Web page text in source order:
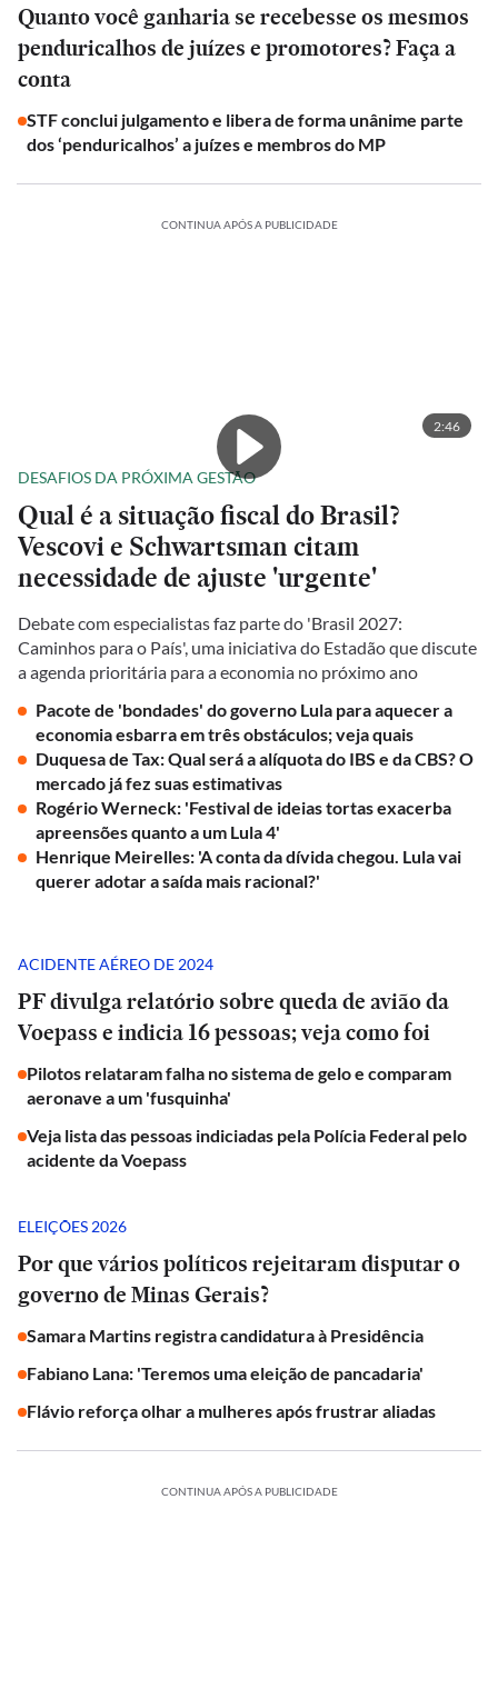
Quanto você ganharia se recebesse os mesmos
penduricalhos de juízes e promotores? Faça a
conta
STF conclui julgamento e libera de forma unânime parte
dos ‘penduricalhos’ a juízes e membros do MP
CONTINUA APÓS A PUBLICIDADE
2:46
DESAFIOS DA PRÓXIMA GESTÃO
Qual é a situação fiscal do Brasil?
Vescovi e Schwartsman citam
necessidade de ajuste 'urgente'
Debate com especialistas faz parte do 'Brasil 2027:
Caminhos para o País', uma iniciativa do Estadão que discute
a agenda prioritária para a economia no próximo ano
Pacote de 'bondades' do governo Lula para aquecer a
economia esbarra em três obstáculos; veja quais
Duquesa de Tax: Qual será a alíquota do IBS e da CBS? O
mercado já fez suas estimativas
Rogério Werneck: 'Festival de ideias tortas exacerba
apreensões quanto a um Lula 4'
Henrique Meirelles: 'A conta da dívida chegou. Lula vai
querer adotar a saída mais racional?'
ACIDENTE AÉREO DE 2024
PF divulga relatório sobre queda de avião da
Voepass e indicia 16 pessoas; veja como foi
Pilotos relataram falha no sistema de gelo e comparam
aeronave a um 'fusquinha'
Veja lista das pessoas indiciadas pela Polícia Federal pelo
acidente da Voepass
ELEIÇÕES 2026
Por que vários políticos rejeitaram disputar o
governo de Minas Gerais?
Samara Martins registra candidatura à Presidência
Fabiano Lana: 'Teremos uma eleição de pancadaria'
Flávio reforça olhar a mulheres após frustrar aliadas
CONTINUA APÓS A PUBLICIDADE